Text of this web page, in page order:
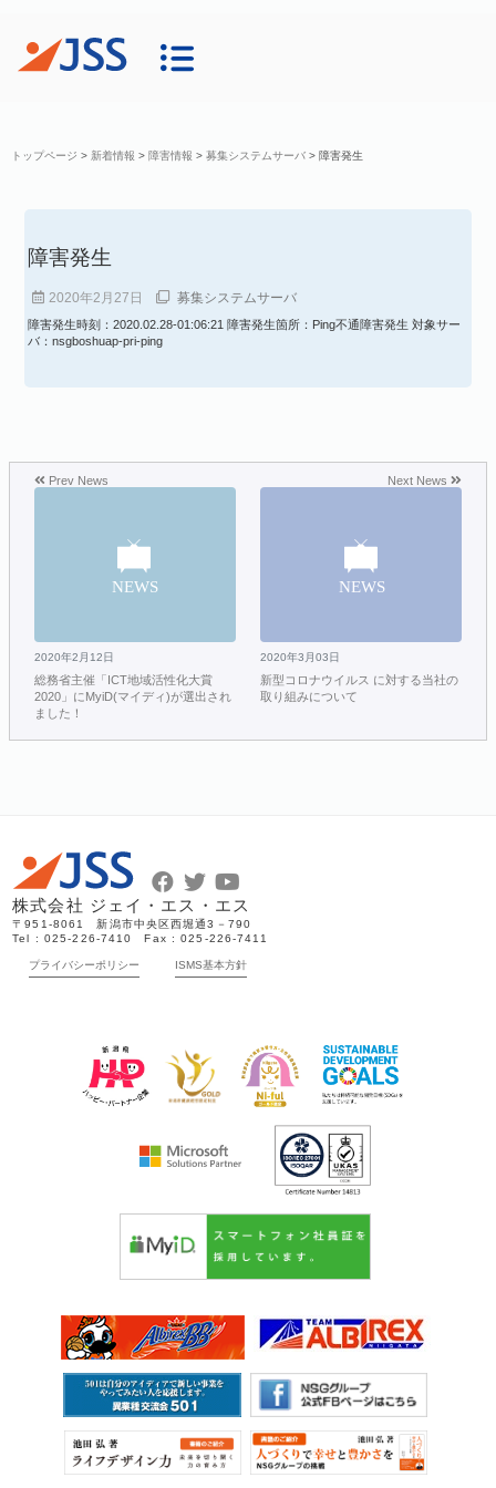
トップページ > 新着情報 > 障害情報 > 募集システムサーバ > 障害発生
障害発生
2020年2月27日 募集システムサーバ
障害発生時刻：2020.02.28-01:06:21 障害発生箇所：Ping不通障害発生 対象サー
バ：nsgboshuap-pri-ping
Prev News
2020年2月12日
総務省主催「ICT地域活性化大賞
2020」にMyiD(マイディ)が選出され
ました！
Next News
2020年3月03日
新型コロナウイルス に対する当社の
取り組みについて
株式会社 ジェイ・エス・エス
〒951-8061 新潟市中央区西堀通3－790
Tel : 025-226-7410 Fax : 025-226-7411
プライバシーポリシー ISMS基本方針